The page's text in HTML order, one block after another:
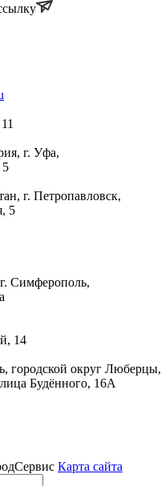
г. Уфа,
5
г. Петропавловск,
5
Симферополь,
14
городской округ Люберцы,
Будённого, 16А
Карта сайта